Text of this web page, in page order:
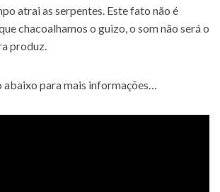
atrai as serpentes. Este fato não é
chacoalhamos o guizo, o som não será o
produz.
abaixo para mais informações…